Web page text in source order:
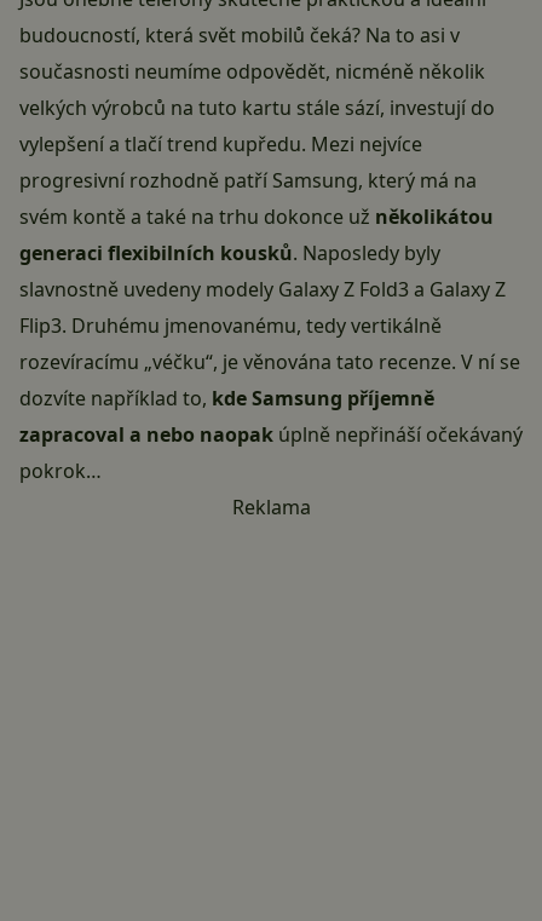
budoucností, která svět mobilů čeká? Na to asi v
současnosti neumíme odpovědět, nicméně několik
velkých výrobců na tuto kartu stále sází, investují do
vylepšení a tlačí trend kupředu. Mezi nejvíce
progresivní rozhodně patří Samsung, který má na
svém kontě a také na trhu dokonce už několikátou
generaci flexibilních kousků. Naposledy byly
slavnostně uvedeny modely Galaxy Z Fold3 a Galaxy Z
Flip3. Druhému jmenovanému, tedy vertikálně
rozevíracímu „véčku“, je věnována tato recenze. V ní se
dozvíte například to, kde Samsung příjemně
zapracoval a nebo naopak úplně nepřináší očekávaný
pokrok…
Reklama